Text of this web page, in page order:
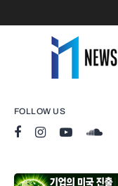
FOLLOW US